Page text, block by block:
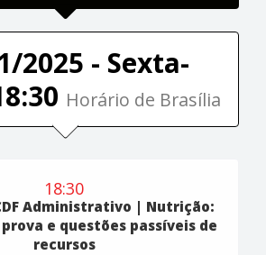
2025 - Sexta-
Horário de Brasília
18:30
Administrativo | Nutrição:
e questões passíveis de
recursos